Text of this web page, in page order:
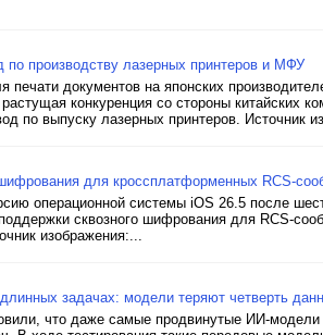
по производству лазерных принтеров и МФУ
печати документов на японских
конкуренция со стороны китайских
по выпуску лазерных принтеров. Источник
для кроссплатформенных RCS-
операционной системы iOS 26.5 после
сквозного шифрования для RCS-
изображения:...
задачах: модели теряют четверть
что даже самые продвинутые ИИ-